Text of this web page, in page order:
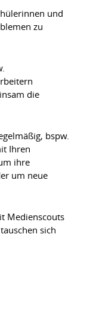
und
zu
die
bspw.
Ihren
ihre
um neue
Medienscouts
sich